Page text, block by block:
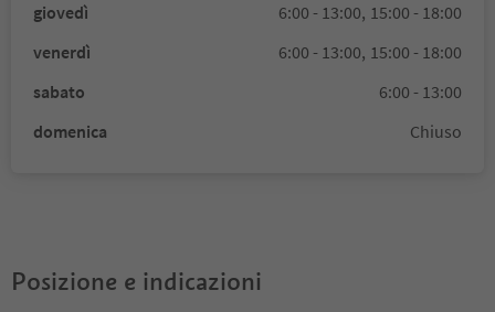
giovedì
6:00 - 13:00, 15:00 - 18:00
venerdì
6:00 - 13:00, 15:00 - 18:00
sabato
6:00 - 13:00
domenica
Chiuso
Posizione e indicazioni